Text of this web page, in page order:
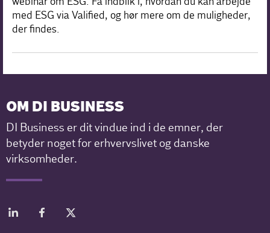
med ESG via Valified, og hør mere om de muligheder,
der findes.
OM DI BUSINESS
DI Business er dit vindue ind i de emner, der
betyder noget for erhvervslivet og danske
virksomheder.